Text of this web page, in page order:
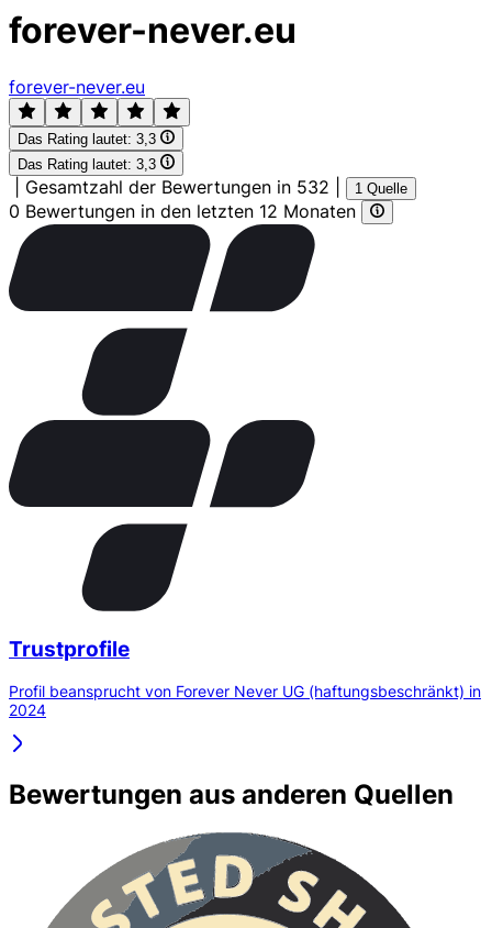
forever-never.eu
forever-never.eu
Das Rating lautet: 3,3
Das Rating lautet: 3,3
Gesamtzahl der Bewertungen in 532 1 Quelle
0 Bewertungen in den letzten 12 Monaten
Trustprofile
Profil beansprucht von Forever Never UG (haftungsbeschränkt) in
2024
Bewertungen aus anderen Quellen